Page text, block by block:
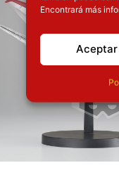
Encontrará más
Aceptar